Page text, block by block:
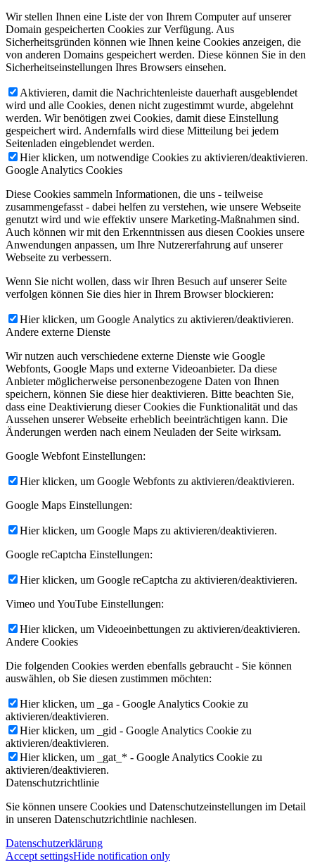
Wir stellen Ihnen eine Liste der von Ihrem Computer auf unserer
Domain gespeicherten Cookies zur Verfügung. Aus
Sicherheitsgründen können wie Ihnen keine Cookies anzeigen, die
von anderen Domains gespeichert werden. Diese können Sie in den
Sicherheitseinstellungen Ihres Browsers einsehen.
Aktivieren, damit die Nachrichtenleiste dauerhaft ausgeblendet
wird und alle Cookies, denen nicht zugestimmt wurde, abgelehnt
werden. Wir benötigen zwei Cookies, damit diese Einstellung
gespeichert wird. Andernfalls wird diese Mitteilung bei jedem
Seitenladen eingeblendet werden.
Hier klicken, um notwendige Cookies zu aktivieren/deaktivieren.
Google Analytics Cookies
Diese Cookies sammeln Informationen, die uns - teilweise
zusammengefasst - dabei helfen zu verstehen, wie unsere Webseite
genutzt wird und wie effektiv unsere Marketing-Maßnahmen sind.
Auch können wir mit den Erkenntnissen aus diesen Cookies unsere
Anwendungen anpassen, um Ihre Nutzererfahrung auf unserer
Webseite zu verbessern.
Wenn Sie nicht wollen, dass wir Ihren Besuch auf unserer Seite
verfolgen können Sie dies hier in Ihrem Browser blockieren:
Hier klicken, um Google Analytics zu aktivieren/deaktivieren.
Andere externe Dienste
Wir nutzen auch verschiedene externe Dienste wie Google
Webfonts, Google Maps und externe Videoanbieter. Da diese
Anbieter möglicherweise personenbezogene Daten von Ihnen
speichern, können Sie diese hier deaktivieren. Bitte beachten Sie,
dass eine Deaktivierung dieser Cookies die Funktionalität und das
Aussehen unserer Webseite erheblich beeinträchtigen kann. Die
Änderungen werden nach einem Neuladen der Seite wirksam.
Google Webfont Einstellungen:
Hier klicken, um Google Webfonts zu aktivieren/deaktivieren.
Google Maps Einstellungen:
Hier klicken, um Google Maps zu aktivieren/deaktivieren.
Google reCaptcha Einstellungen:
Hier klicken, um Google reCaptcha zu aktivieren/deaktivieren.
Vimeo und YouTube Einstellungen:
Hier klicken, um Videoeinbettungen zu aktivieren/deaktivieren.
Andere Cookies
Die folgenden Cookies werden ebenfalls gebraucht - Sie können
auswählen, ob Sie diesen zustimmen möchten:
Hier klicken, um _ga - Google Analytics Cookie zu
aktivieren/deaktivieren.
Hier klicken, um _gid - Google Analytics Cookie zu
aktivieren/deaktivieren.
Hier klicken, um _gat_* - Google Analytics Cookie zu
aktivieren/deaktivieren.
Datenschutzrichtlinie
Sie können unsere Cookies und Datenschutzeinstellungen im Detail
in unseren Datenschutzrichtlinie nachlesen.
Datenschutzerklärung
Accept settingsHide notification only